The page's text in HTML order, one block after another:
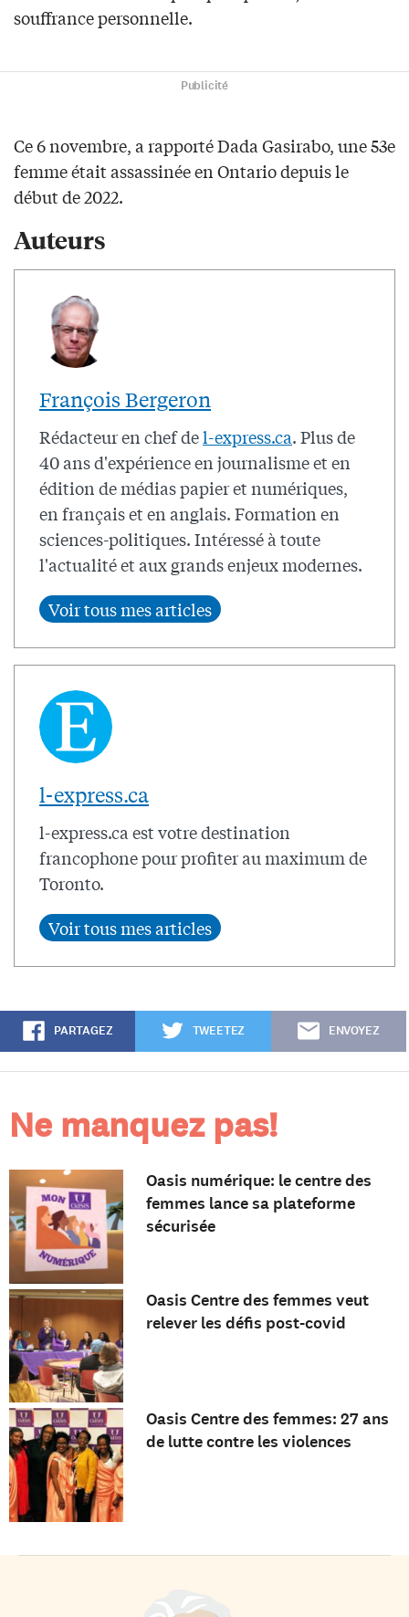
souffrance personnelle.
Publicité
Ce 6 novembre, a rapporté Dada Gasirabo, une 53e
femme était assassinée en Ontario depuis le
début de 2022.
Auteurs
François Bergeron
Rédacteur en chef del-express.ca. Plus de
40 ans d'expérience en journalisme et en
édition de médias papier et numériques,
en français et en anglais. Formation en
sciences-politiques. Intéressé à toute
l'actualité et aux grands enjeux modernes.
l-express.ca
l-express.ca est votre destination
francophone pour profiter au maximum de
Toronto.
PARTAGEZ TWEETEZ ENVOYEZ
Ne manquez pas!
Oasis numérique: le centre des
femmes lance sa plateforme
sécurisée
Oasis Centre des femmes veut
relever les défis post-covid
Oasis Centre des femmes: 27 ans
de lutte contre les violences